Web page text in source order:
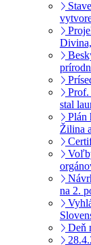
Prof.
stal
Plán
Žilina
na 2.
Deň